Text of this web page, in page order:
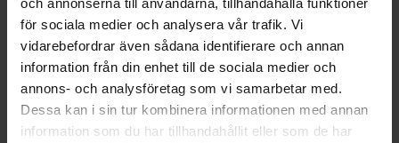
för sociala medier och analysera vår trafik. Vi
vidarebefordrar även sådana identifierare och annan
information från din enhet till de sociala medier och
annons- och analysföretag som vi samarbetar med.
Dessa kan i sin tur kombinera informationen med annan
information som du har tillhandahållit eller som de har
Sveriges farmaceuter kommer att påverka i
utredningsarbetet genom att besvara ett antal frågor
utifrån utredningens direktiv. Bland annat handlar det om
reglerad och oreglerad vidareutbildning samt om
fortbildning.
För att ge så relevanta svar som möjligt, har förbundets